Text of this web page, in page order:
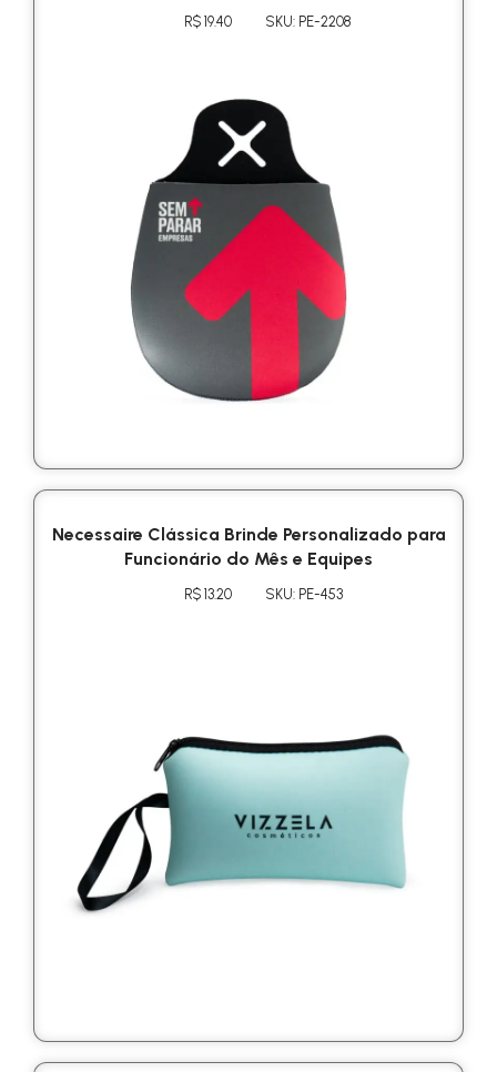
R$ 19.40 SKU: PE-2208
Necessaire Clássica Brinde Personalizado para
Funcionário do Mês e Equipes
R$ 13.20 SKU: PE-453